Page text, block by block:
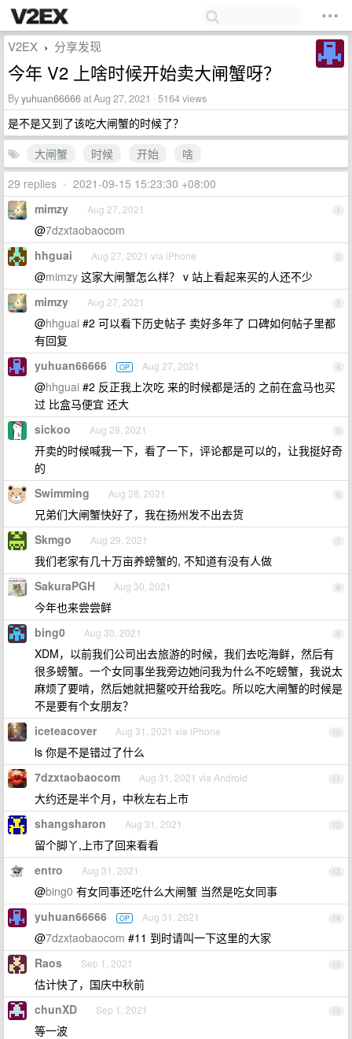
V2EX › 分享发现
今年 V2 上啥时候开始卖大闸蟹呀？
Byyuhuan66666at Aug 27, 2021 · 5164 views
是不是又到了该吃大闸蟹的时候了？
大闸蟹
时候 开始
啥
29 replies • 2021-09-15 15:23:30 +08:00
1
mimzy Aug 27, 2021
@7dzxtaobaocom
2
hhguai Aug 27, 2021 via iPhone
@mimzy 这家大闸蟹怎么样？ v 站上看起来买的人还不少
3
mimzy Aug 27, 2021
@hhguai #2 可以看下历史帖子 卖好多年了 口碑如何帖子里都
有回复
4
yuhuan66666 OP Aug 27, 2021
@hhguai #2 反正我上次吃 来的时候都是活的 之前在盒马也买
过 比盒马便宜 还大
5
sickoo Aug 28, 2021
开卖的时候喊我一下，看了一下，评论都是可以的，让我挺好奇
的
6
Swimming Aug 28, 2021
兄弟们大闸蟹快好了，我在扬州发不出去货
7
Skmgo Aug 29, 2021
我们老家有几十万亩养螃蟹的, 不知道有没有人做
8
SakuraPGH Aug 30, 2021
今年也来尝尝鲜
9
bing0 Aug 30, 2021
XDM，以前我们公司出去旅游的时候，我们去吃海鲜，然后有
很多螃蟹。一个女同事坐我旁边她问我为什么不吃螃蟹，我说太
麻烦了要啃，然后她就把鳌咬开给我吃。所以吃大闸蟹的时候是
不是要有个女朋友？
10
iceteacover Aug 31, 2021 via iPhone
ls 你是不是错过了什么
11
7dzxtaobaocom Aug 31, 2021 via Android
大约还是半个月，中秋左右上市
12
shangsharon Aug 31, 2021
留个脚丫,上市了回来看看
13
entro Aug 31, 2021
@bing0 有女同事还吃什么大闸蟹 当然是吃女同事
14
yuhuan66666 OP Aug 31, 2021
@7dzxtaobaocom #11 到时请叫一下这里的大家
15
Raos Sep 1, 2021
估计快了，国庆中秋前
16
chunXD Sep 1, 2021
等一波